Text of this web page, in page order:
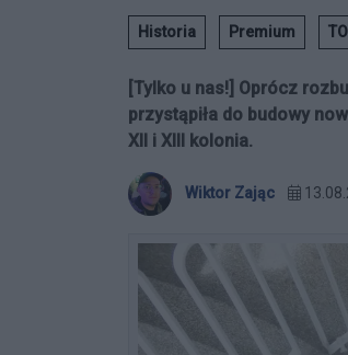
Historia Premium
[Tylko u nas!] Oprócz
przystąpiła do budowy
XII i XIII kolonia.
Wiktor Zając